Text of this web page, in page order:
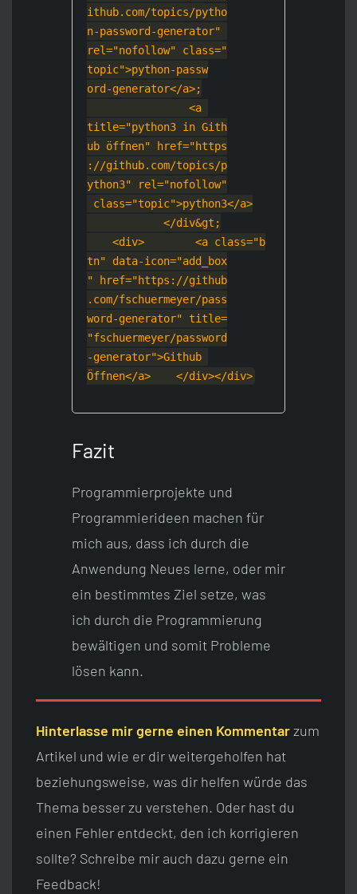
ithub.com/topics/pytho
n-password-generator"
rel="nofollow" class="
topic">python-passw
ord-generator</a>;
                <a
title="python3 in Gith
ub öffnen" href="https
://github.com/topics/p
ython3" rel="nofollow"
class="topic">python3</a>
            </div&g
t;
    <div>
        <a class="b
tn" data-icon="add_box
" href="https://github
.com/fschuermeyer/pass
word-generator" title=
"fschuermeyer/password
-generator">Github
Öffnen</a>
    </div>
</div>
Fazit
Programmierprojekte und
Programmierideen machen für
mich aus, dass ich durch die
Anwendung Neues lerne, oder mir
ein bestimmtes Ziel setze, was
ich durch die Programmierung
bewältigen und somit Probleme
lösen kann.
Hinterlasse mir gerne einen Kommentarzum
Artikel und wie er dir weitergeholfen hat
beziehungsweise, was dir helfen würde das
Thema besser zu verstehen. Oder hast du
einen Fehler entdeckt, den ich korrigieren
sollte? Schreibe mir auch dazu gerne ein
Feedback!